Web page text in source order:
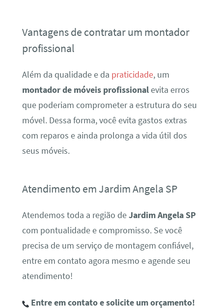
Vantagens de contratar um montador
profissional
Além da qualidade e da praticidade, um
montador de móveis profissionalevita erros
que poderiam comprometer a estrutura do seu
móvel. Dessa forma, você evita gastos extras
com reparos e ainda prolonga a vida útil dos
seus móveis.
Atendimento em Jardim Angela SP
Atendemos toda a região deJardim Angela SP
com pontualidade e compromisso. Se você
precisa de um serviço de montagem confiável,
entre em contato agora mesmo e agende seu
atendimento!
Entre em contato e solicite um orçamento!